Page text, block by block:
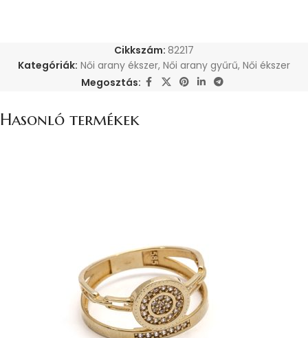
Cikkszám: 82217
Kategóriák: Női arany ékszer, Női arany gyűrű, Női ékszer
Megosztás:
Hasonló termékek